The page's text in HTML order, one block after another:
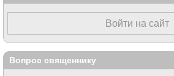
Войти на сайт
Вопрос священнику